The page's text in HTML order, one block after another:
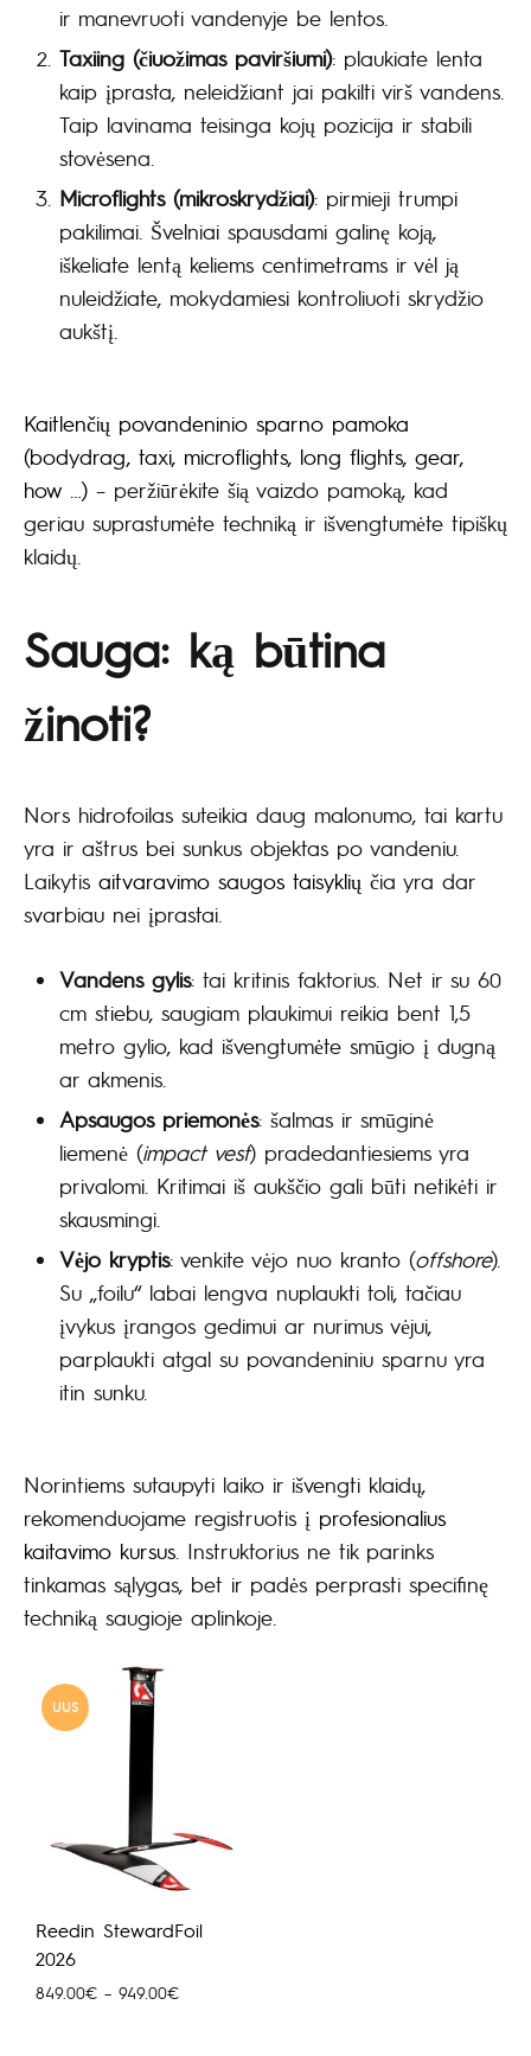
ir manevruoti vandenyje be lentos.
Taxiing (čiuožimas paviršiumi): plaukiate lenta
kaip įprasta, neleidžiant jai pakilti virš vandens.
Taip lavinama teisinga kojų pozicija ir stabili
stovėsena.
Microflights (mikroskrydžiai): pirmieji trumpi
pakilimai. Švelniai spausdami galinę koją,
iškeliate lentą keliems centimetrams ir vėl ją
nuleidžiate, mokydamiesi kontroliuoti skrydžio
aukštį.
Kaitlenčių povandeninio sparno pamoka
(bodydrag, taxi, microflights, long flights, gear,
how …) – peržiūrėkite šią vaizdo pamoką, kad
geriau suprastumėte techniką ir išvengtumėte tipiškų
klaidų.
Sauga: ką būtina
žinoti?
Nors hidrofoilas suteikia daug malonumo, tai kartu
yra ir aštrus bei sunkus objektas po vandeniu.
Laikytis aitvaravimo saugos taisyklių čia yra dar
svarbiau nei įprastai.
Vandens gylis: tai kritinis faktorius. Net ir su 60
cm stiebu, saugiam plaukimui reikia bent 1,5
metro gylio, kad išvengtumėte smūgio į dugną
ar akmenis.
Apsaugos priemonės: šalmas ir smūginė
liemenė (impact vest) pradedantiesiems yra
privalomi. Kritimai iš aukščio gali būti netikėti ir
skausmingi.
Vėjo kryptis: venkite vėjo nuo kranto (offshore).
Su „foilu“ labai lengva nuplaukti toli, tačiau
įvykus įrangos gedimui ar nurimus vėjui,
parplaukti atgal su povandeniniu sparnu yra
itin sunku.
Norintiems sutaupyti laiko ir išvengti klaidų,
rekomenduojame registruotis į profesionalius
kaitavimo kursus . Instruktorius ne tik parinks
tinkamas sąlygas, bet ir padės perprasti specifinę
techniką saugioje aplinkoje.
UUS
Reedin StewardFoil
2026
849.00€ – 949.00€Hinnavahemik: